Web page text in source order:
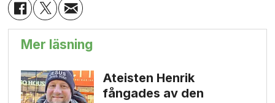
Mer läsning
Ateisten Henrik
fångades av den